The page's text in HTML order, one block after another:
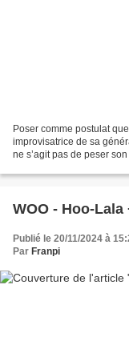
Poser comme postulat
improvisatrice de sa
ne s’agit pas de peser
WOO - Hoo-
Publié le 20/11/2024 à
Par Franpi